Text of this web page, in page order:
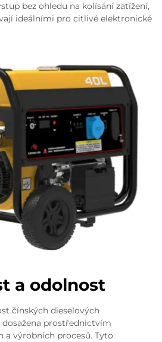
bez ohledu na kolísání zatížení,
ideálními pro citlivé elektronické
a odolnost
čínských dieselových
prostřednictvím
a výrobních procesů. Tyto